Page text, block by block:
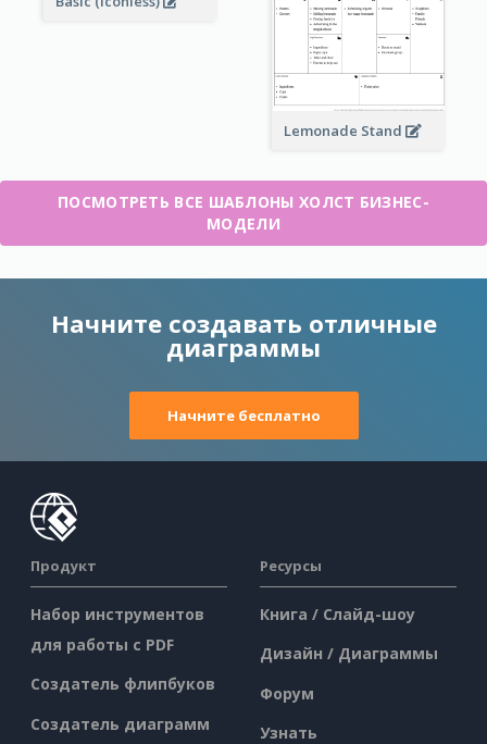
Lemonade Stand
ПОСМОТРЕТЬ ВСЕ ШАБЛОНЫ ХОЛСТ БИЗНЕС-
МОДЕЛИ
Начните создавать отличные
диаграммы
Начните бесплатно
Продукт
Набор инструментов
для работы с PDF
Создатель флипбуков
Создатель диаграмм
Ресурсы
Книга / Слайд-шоу
Дизайн / Диаграммы
Форум
Узнать